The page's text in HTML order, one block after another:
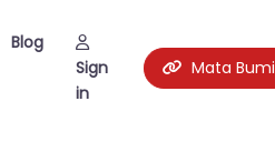
Blog
Sign
in
Mata Bumi